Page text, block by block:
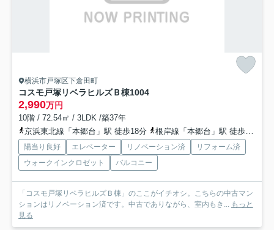
横浜市戸塚区下倉田町
コスモ戸塚リベラヒルズＢ棟1004
2,990万円
10階 / 72.54㎡ / 3LDK /築37年
京浜東北線「本郷台」駅 徒歩18分
根岸線「本郷台」駅 徒歩18分
陽当り良好 エレベーター リノベーション済
リフォーム済
ウォークインクロゼット
バルコニー
「コスモ戸塚リベラヒルズＢ棟」のここがイチオシ。こちらの中古マン
ションはリノベーション済です。中古でありながら、室内もき... もっと
見る